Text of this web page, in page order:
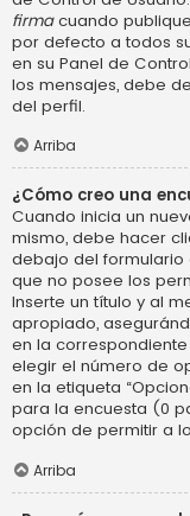
firmacuando
por defecto a todos
en su Panel de
los mensajes, debe
del perfil.
Arriba
¿Cómo creo una
Cuando inicia un
mismo, debe hacer
debajo del formulario
que no posee los
Inserte un título y al
apropiado,
en la
elegir el número de
en la etiqueta
para la encuesta (0
opción de permitir a
Arriba